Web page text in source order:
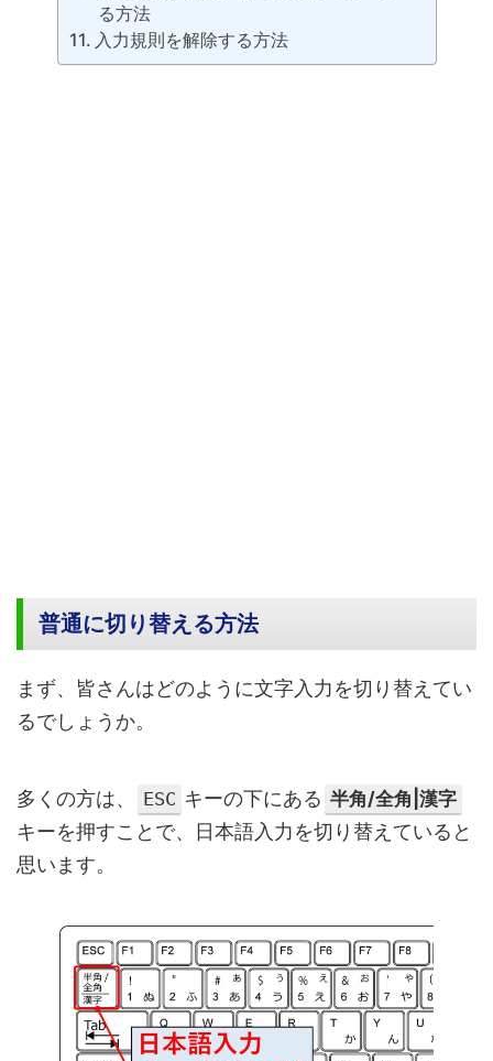
る方法
入力規則を解除する方法
普通に切り替える方法
まず、皆さんはどのように文字入力を切り替えてい
るでしょうか。
多くの方は、 ESC キーの下にある 半角/全角|漢字
キーを押すことで、日本語入力を切り替えていると
思います。